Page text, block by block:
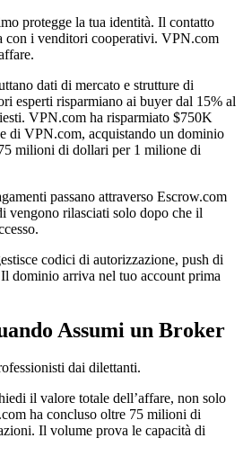
protegge la tua identità. Il contatto
con i venditori cooperativi. VPN.com
dati di mercato e strutture di
esperti risparmiano ai buyer dal 15% al
VPN.com ha risparmiato $750K
di VPN.com, acquistando un dominio
milioni di dollari per 1 milione di
passano attraverso Escrow.com
vengono rilasciati solo dopo che il
codici di autorizzazione, push di
dominio arriva nel tuo account prima
Assumi un Broker
dai dilettanti.
il valore totale dell’affare, non solo
ha concluso oltre 75 milioni di
Il volume prova le capacità di